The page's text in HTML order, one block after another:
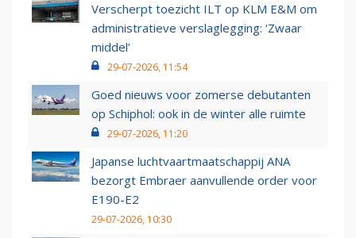
Verscherpt toezicht ILT op KLM E&M om
administratieve verslaglegging: ‘Zwaar
middel’
29-07-2026, 11:54
Goed nieuws voor zomerse debutanten
op Schiphol: ook in de winter alle ruimte
29-07-2026, 11:20
Japanse luchtvaartmaatschappij ANA
bezorgt Embraer aanvullende order voor
E190-E2
29-07-2026, 10:30